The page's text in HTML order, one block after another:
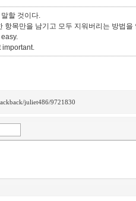
할 것이다.
항목만을 남기고 모두 지워버리는 방법을
important.
juliet486/9721830